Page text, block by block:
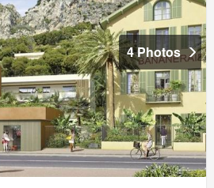
4 Photos